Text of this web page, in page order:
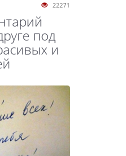
22271
под
и